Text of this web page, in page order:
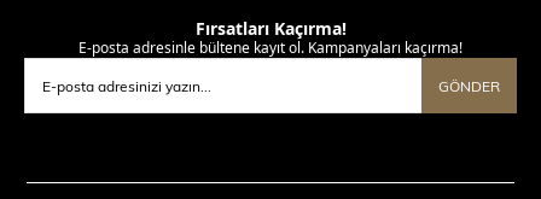
Fırsatları Kaçırma!
E-posta adresinle bültene kayıt ol. Kampanyaları kaçırma!
GÖNDER